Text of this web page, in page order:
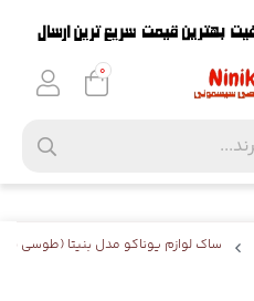
ساک لوازم یوناکو مدل بنیتا (طوسی
0